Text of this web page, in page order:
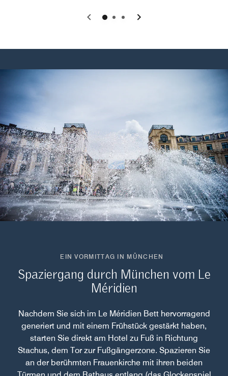
VorherigeWeiter
EIN VORMITTAG IN MÜNCHEN
Spaziergang durch München vom Le
Méridien
Nachdem Sie sich im Le Méridien Bett hervorragend
generiert und mit einem Frühstück gestärkt haben,
starten Sie direkt am Hotel zu Fuß in Richtung
Stachus, dem Tor zur Fußgängerzone. Spazieren Sie
an der berühmten Frauenkirche mit ihren beiden